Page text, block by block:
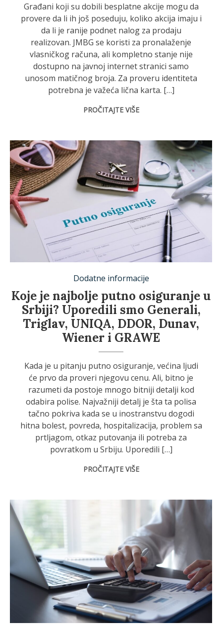
Građani koji su dobili besplatne akcije mogu da
provere da li ih još poseduju, koliko akcija imaju i
da li je ranije podnet nalog za prodaju
realizovan. JMBG se koristi za pronalaženje
vlasničkog računa, ali kompletno stanje nije
dostupno na javnoj internet stranici samo
unosom matičnog broja. Za proveru identiteta
potrebna je važeća lična karta. […]
PROČITAJTE VIŠE
Dodatne informacije
Koje je najbolje putno osiguranje u
Srbiji? Uporedili smo Generali,
Triglav, UNIQA, DDOR, Dunav,
Wiener i GRAWE
Kada je u pitanju putno osiguranje, većina ljudi
će prvo da proveri njegovu cenu. Ali, bitno je
razumeti da postoje mnogo bitniji detalji kod
odabira polise. Najvažniji detalj je šta ta polisa
tačno pokriva kada se u inostranstvu dogodi
hitna bolest, povreda, hospitalizacija, problem sa
prtljagom, otkaz putovanja ili potreba za
povratkom u Srbiju. Uporedili […]
PROČITAJTE VIŠE
shutterstock.com/TippaPatt